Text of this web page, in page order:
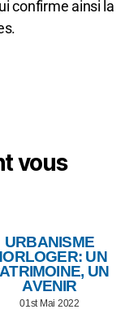
confirme ainsi la
vous
URBANISME
UN
UN
AVENIR
01st Mai 2022